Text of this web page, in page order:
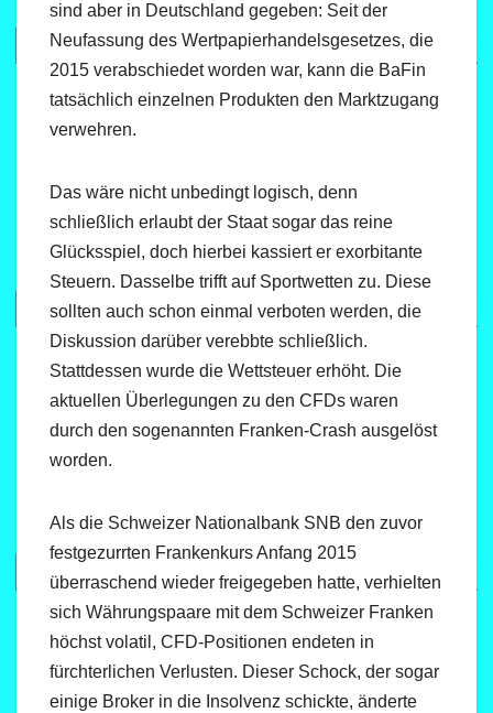
sind aber in Deutschland gegeben: Seit der
Neufassung des Wertpapierhandelsgesetzes, die
2015 verabschiedet worden war, kann die BaFin
tatsächlich einzelnen Produkten den Marktzugang
verwehren.
Das wäre nicht unbedingt logisch, denn
schließlich erlaubt der Staat sogar das reine
Glücksspiel, doch hierbei kassiert er exorbitante
Steuern. Dasselbe trifft auf Sportwetten zu. Diese
sollten auch schon einmal verboten werden, die
Diskussion darüber verebbte schließlich.
Stattdessen wurde die Wettsteuer erhöht. Die
aktuellen Überlegungen zu den CFDs waren
durch den sogenannten Franken-Crash ausgelöst
worden.
Als die Schweizer Nationalbank SNB den zuvor
festgezurrten Frankenkurs Anfang 2015
überraschend wieder freigegeben hatte, verhielten
sich Währungspaare mit dem Schweizer Franken
höchst volatil, CFD-Positionen endeten in
fürchterlichen Verlusten. Dieser Schock, der sogar
einige Broker in die Insolvenz schickte, änderte